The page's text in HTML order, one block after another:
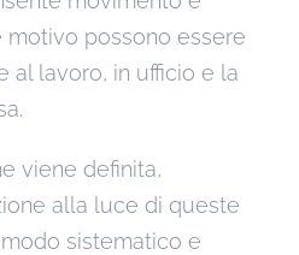
motivo possono essere
al lavoro, in ufficio e la
viene definita,
alla luce di queste
sistematico e